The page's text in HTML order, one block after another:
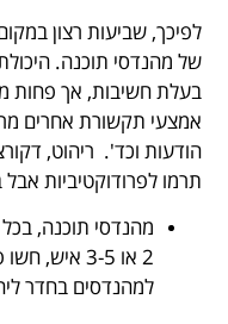
לפיכך, שביעות רצון
של מהנדסי תוכנה.
בעלת חשיבות, אך פחות
אמצעי תקשורת אחרים
הודעות וכד'. ריהוט,
תרמו לפרודוקטיביות
מהנדסי תוכנה,
2 או 3-5
למהנדסים בחדר